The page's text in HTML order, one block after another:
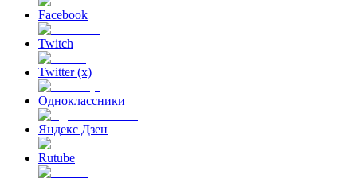
Facebook
Twitch
Twitter (x)
Одноклассники
Яндекс Дзен
Rutube